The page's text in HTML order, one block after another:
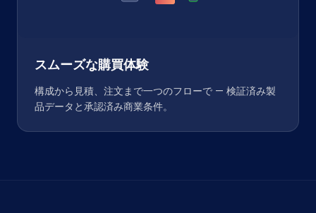
スムーズな購買体験
構成から見積、注文まで一つのフローで — 検証済み製
品データと承認済み商業条件。